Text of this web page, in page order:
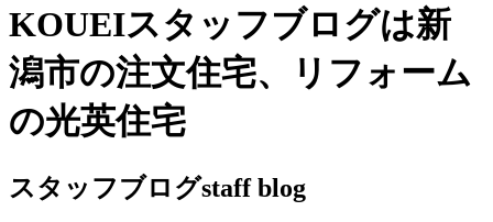
KOUEIスタッフブログは新
潟市の注文住宅、リフォーム
の光英住宅
スタッフブログstaff blog